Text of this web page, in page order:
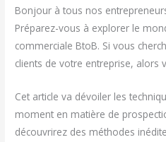
Bonjour à tous nos
Préparez-vous à explorer le
commerciale BtoB. Si vous
clients de votre entreprise, alors
Cet article va dévoiler les
moment en matière de
découvrirez des méthodes